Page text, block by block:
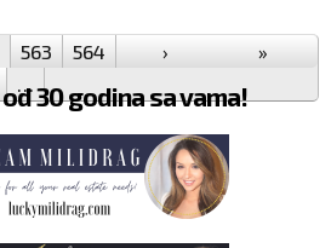
563 564
567
…
› »
30 godina sa vama!